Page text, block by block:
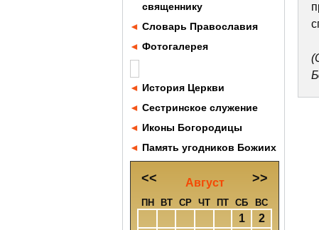
священнику
◄ Словарь Православия
◄ Фотогалерея
◄ История Церкви
◄ Сестринское служение
◄ Иконы Богородицы
◄ Память угодников Божиих
<< >>
Август
ПН ВТ СР ЧТ ПТ СБ ВС
1
2